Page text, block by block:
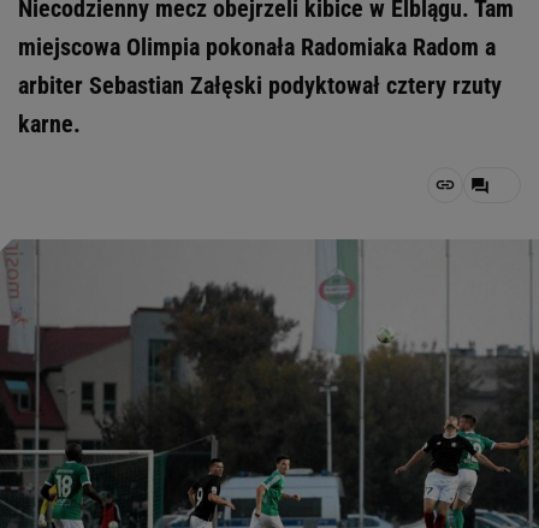
Niecodzienny mecz obejrzeli kibice w Elblągu. Tam
miejscowa Olimpia pokonała Radomiaka Radom a
arbiter Sebastian Załęski podyktował cztery rzuty
karne.